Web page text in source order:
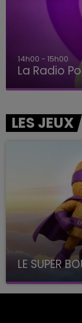
14h00 - 15h00
La Radio
LES JEUX
LE SUPER
avec La